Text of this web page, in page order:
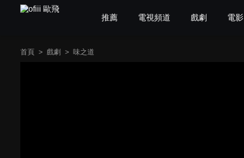
推薦 電視頻道 戲劇 電影
首頁 > 戲劇 > 味之道